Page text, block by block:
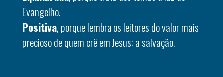
Evangelho.
Positiva, porque lembra os leitores do valor mais
precioso de quem crê em Jesus: a salvação.